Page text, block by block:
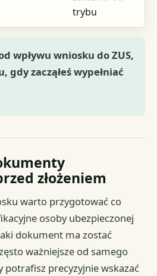
trybu
wpływu wniosku do ZUS,
gdy zacząłeś wypełniać
złożeniem
warto przygotować co
osoby ubezpieczonej
dokument ma zostać
ważniejsze od samego
potrafisz precyzyjnie wskazać